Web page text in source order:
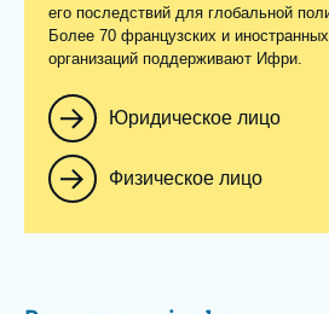
его последствий для глобальной
Более 70 французских и
организаций поддерживают Ифри.
Юридическое лицо
Физическое лицо